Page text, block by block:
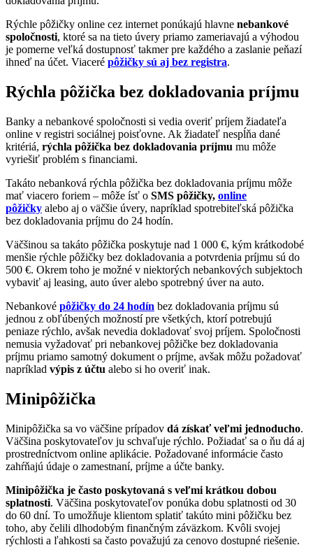
Rýchle pôžičky online cez internet ponúkajú hlavne nebankové
spoločnosti, ktoré sa na tieto úvery priamo zameriavajú a výhodou
je pomerne veľká dostupnosť takmer pre každého a zaslanie peňazí
ihneď na účet. Viaceré pôžičky sú aj bez registra.
Rýchla pôžička bez dokladovania príjmu
Banky a nebankové spoločnosti si vedia overiť príjem žiadateľa
online v registri sociálnej poisťovne. Ak žiadateľ nespĺňa dané
kritériá, rýchla pôžička bez dokladovania príjmu mu môže
vyriešiť problém s financiami.
Takáto nebanková rýchla pôžička bez dokladovania príjmu môže
mať viacero foriem – môže ísť o SMS pôžičky, online
pôžičky alebo aj o väčšie úvery, napríklad spotrebiteľská pôžička
bez dokladovania príjmu do 24 hodín.
Väčšinou sa takáto pôžička poskytuje nad 1 000 €, kým krátkodobé
menšie rýchle pôžičky bez dokladovania a potvrdenia príjmu sú do
500 €. Okrem toho je možné v niektorých nebankových subjektoch
vybaviť aj leasing, auto úver alebo spotrebný úver na auto.
Nebankové pôžičky do 24 hodín bez dokladovania príjmu sú
jednou z obľúbených možností pre všetkých, ktorí potrebujú
peniaze rýchlo, avšak nevedia dokladovať svoj príjem. Spoločnosti
nemusia vyžadovať pri nebankovej pôžičke bez dokladovania
príjmu priamo samotný dokument o príjme, avšak môžu požadovať
napríklad výpis z účtu alebo si ho overiť inak.
Minipôžička
Minipôžička sa vo väčšine prípadov dá získať veľmi jednoducho.
Väčšina poskytovateľov ju schvaľuje rýchlo. Požiadať sa o ňu dá aj
prostredníctvom online aplikácie. Požadované informácie často
zahŕňajú údaje o zamestnaní, príjme a účte banky.
Minipôžička je často poskytovaná s veľmi krátkou dobou
splatnosti. Väčšina poskytovateľov ponúka dobu splatnosti od 30
do 60 dní. To umožňuje klientom splatiť takúto mini pôžičku bez
toho, aby čelili dlhodobým finančným záväzkom. Kvôli svojej
rýchlosti a ľahkosti sa často považujú za cenovo dostupné riešenie.